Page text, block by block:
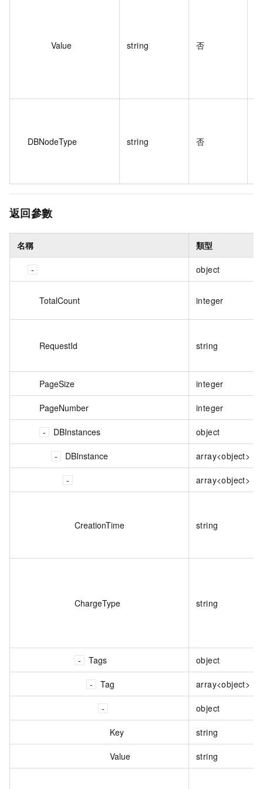
Value string 否
DBNodeType string 否
返回參數
名稱 類型
object
TotalCount integer
RequestId string
PageSize integer
PageNumber integer
DBInstances object
DBInstance array<object>
array<object>
CreationTime string
ChargeType string
Tags object
Tag array<object>
object
Key string
Value string